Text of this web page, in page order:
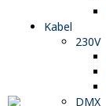
Kabel
230V
DMX